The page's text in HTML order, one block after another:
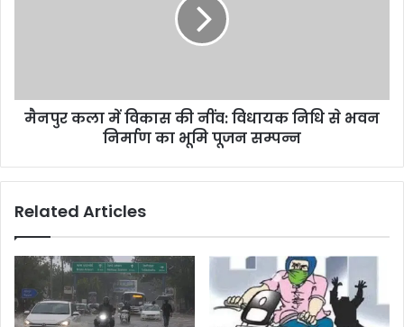
मैनपुर कला में विकास की नींव: विधायक निधि से भवन
निर्माण का भूमि पूजन सम्पन्न
Related Articles